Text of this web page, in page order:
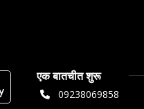
एक बातचीत शुरू
09238069858